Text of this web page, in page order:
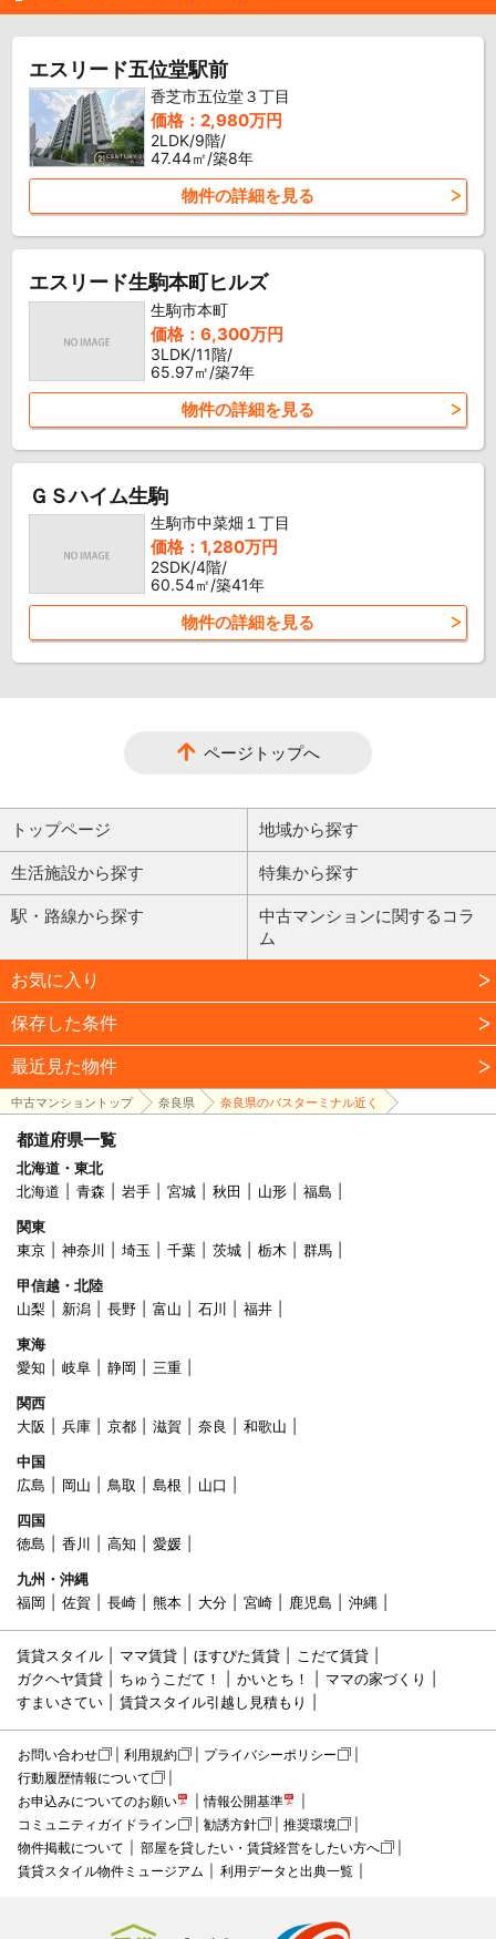
エスリード五位堂駅前
香芝市五位堂３丁目
価格：2,980万円
2LDK/9階/
47.44㎡/築8年
物件の詳細を見る
エスリード生駒本町ヒルズ
生駒市本町
価格：6,300万円
3LDK/11階/
65.97㎡/築7年
物件の詳細を見る
ＧＳハイム生駒
生駒市中菜畑１丁目
価格：1,280万円
2SDK/4階/
60.54㎡/築41年
物件の詳細を見る
ページトップへ
トップページ 地域から探す
生活施設から探す 特集から探す
駅・路線から探す
中古マンションに関するコラ
ム
お気に入り
保存した条件
最近見た物件
中古マンショントップ 奈良県 奈良県のバスターミナル近く
都道府県一覧
北海道・東北
北海道
青森 岩手 宮城 秋田 山形
福島
関東
東京
神奈川 埼玉 千葉 茨城 栃木
群馬
甲信越・北陸
山梨
新潟 長野 富山 石川
福井
東海
愛知
岐阜 静岡
三重
関西
大阪
兵庫 京都 滋賀 奈良
和歌山
中国
広島
岡山 鳥取 島根
山口
四国
徳島
香川 高知
愛媛
九州・沖縄
福岡
佐賀 長崎 熊本 大分 宮崎 鹿児島 沖縄
賃貸スタイル ママ賃貸 ほすぴた賃貸
こだて賃貸
ガクヘヤ賃貸
ちゅうこだて！ かいとち！
ママの家づくり
すまいさてい
賃貸スタイル引越し見積もり
お問い合わせ 利用規約
プライバシーポリシー
行動履歴情報について
お申込みについてのお願い
情報公開基準
コミュニティガイドライン
勧誘方針
推奨環境
物件掲載について
部屋を貸したい・賃貸経営をしたい方へ
賃貸スタイル物件ミュージアム
利用データと出典一覧